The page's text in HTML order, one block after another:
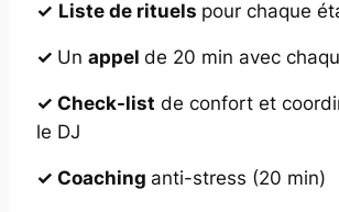
✓ Liste de rituels pour chaque
✓ Un appel de 20 min avec
✓ Check-list de confort et
le DJ
✓ Coaching anti-stress (20 min)